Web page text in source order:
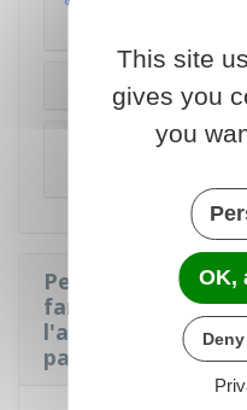
Dons aux
Dons aux
Peut-on cumuler
familial de somme
l'abattement
parenté avec le
This site
gives you
you
OK,